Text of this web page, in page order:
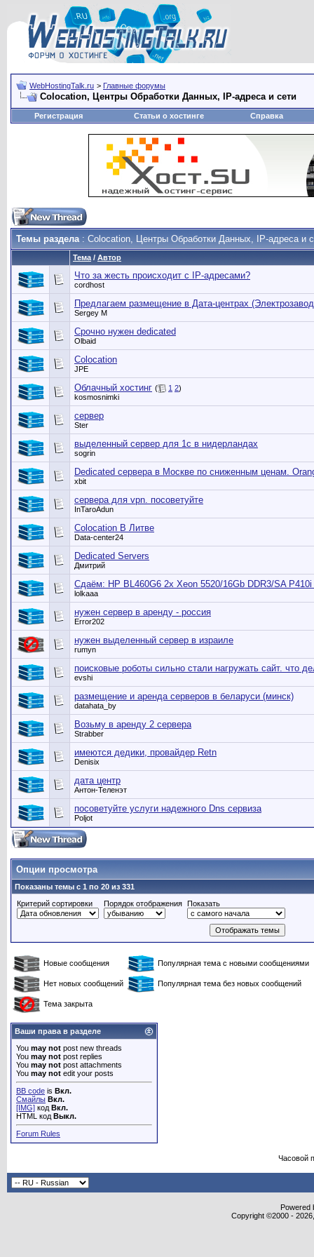
WebHostingTalk.ru > Главные форумы
Сolocation, Центры Обработки Данных, IP-адреса и сети
Регистрация Статьи о хостинге Справка
Темы раздела: Сolocation, Центры Обработки Данных, IP-адреса и
Тема / Автор
Что за жесть происходит с IP-адресами?
cordhost
Предлагаем размещение в Дата-центрах
Sergey M
Срочно нужен dedicated
Olbaid
Colocation
JPE
Облачный хостинг ( 1 2)
kosmosnimki
сервер
Ster
выделенный сервер для 1с в нидерландах
sogrin
Dedicated сервера в Москве по сниженным ценам.
xbit
сервера для vpn. посоветуйте
InTaroAdun
Colocation В Литве
Data-center24
Dedicated Servers
Дмитрий
Сдаём: HP BL460G6 2x Xeon 5520/16Gb DDR3/SA
lolkaaa
нужен сервер в аренду - россия
Error202
нужен выделенный сервер в израиле
rumyn
поисковые роботы сильно стали нагружать сайт. что
evshi
размещение и аренда серверов в беларуси (минск)
datahata_by
Возьму в аренду 2 сервера
Strabber
имеются дедики, провайдер Retn
Denisix
дата центр
Антон-Теленэт
посоветуйте услуги надежного Dns сервиза
Poljot
Опции просмотра
Показаны темы с 1 по 20 из 331
Критерий сортировки
Порядок отображения Показать
Новые сообщения Популярная тема с новыми сообщениями
Нет новых сообщений Популярная тема без новых сообщений
Тема закрыта
Ваши права в разделе
You may not post new threads
You may not post replies
You may not post attachments
You may not edit your posts
BB code is Вкл.
Смайлы Вкл.
[IMG] код Вкл.
HTML код Выкл.
Forum Rules
Часовой
Powered
Copyright ©2000 -